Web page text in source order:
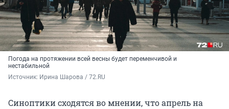
Погода на протяжении всей весны будет переменчивой и
нестабильной
Источник: Ирина Шарова / 72.RU
Синоптики сходятся во мнении, что апрель на